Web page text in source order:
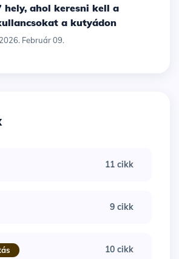
a
a kutyádon
2026. Február 09.
11 cikk
9 cikk
10 cikk